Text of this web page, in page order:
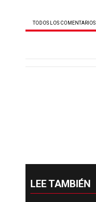
TODOS LOS COMENTARIOS
LEE TAMBIÉN